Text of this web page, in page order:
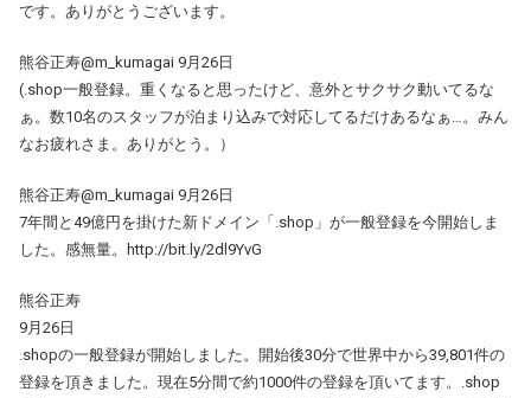
です。ありがとうございます。
熊谷正寿@m_kumagai 9月26日
(.shop一般登録。重くなると思ったけど、意外とサクサク動いてるな
ぁ。数10名のスタッフが泊まり込みで対応してるだけあるなぁ…。みん
なお疲れさま。ありがとう。）
熊谷正寿@m_kumagai 9月26日
7年間と49億円を掛けた新ドメイン「.shop」が一般登録を今開始しま
した。感無量。http://bit.ly/2dl9YvG
熊谷正寿
9月26日
.shopの一般登録が開始しました。開始後30分で世界中から39,801件の
登録を頂きました。現在5分間で約1000件の登録を頂いてます。.shop